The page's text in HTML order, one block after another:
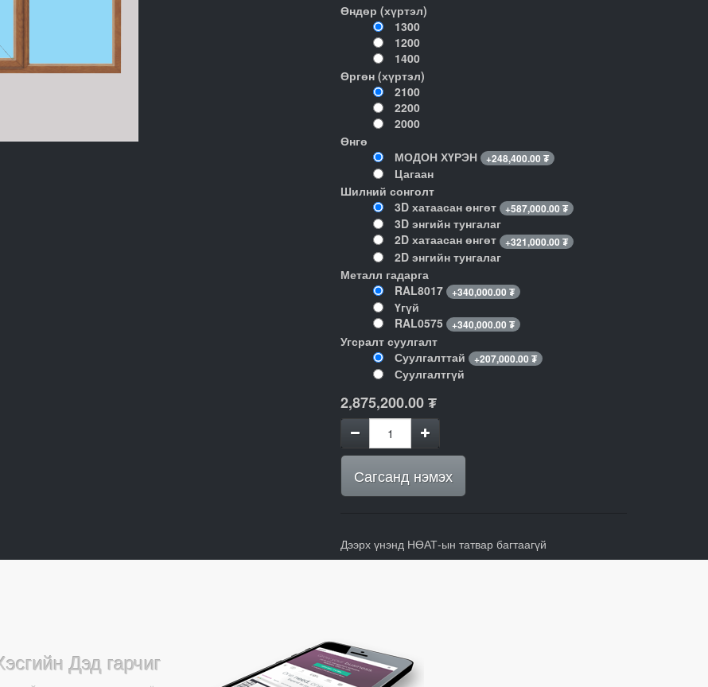
Өндөр (хүртэл)
1300
1200
1400
Өргөн (хүртэл)
2100
2200
2000
Өнгө
МОДОН ХҮРЭН
+248,400.00 ₮
Цагаан
Шилний сонголт
3D хатаасан өнгөт
+587,000.00 ₮
3D энгийн тунгалаг
2D хатаасан өнгөт
+321,000.00 ₮
2D энгийн тунгалаг
Металл гадарга
RAL8017
+340,000.00 ₮
Үгүй
RAL0575
+340,000.00 ₮
Угсралт суулгалт
Суулгалттай
+207,000.00 ₮
Суулгалтгүй
2,875,200.00₮
Сагсанд нэмэх
Дээрх үнэнд НӨАТ-ын татвар багтаагүй
Дэд гарчиг